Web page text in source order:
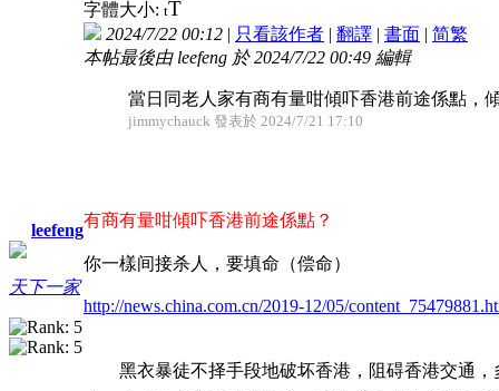
leefeng
天下一家
字體大小: tT
2024/7/22 00:12 | 只看該作者 | 翻譯 | 書面 | 简繁
本帖最後由 leefeng 於 2024/7/22 00:49 編輯
當日同老人家有商有量咁傾吓香港前途係點，
jimmychauck 發表於 2024/7/21 17:10
有商有量咁傾吓香港前途係點？
你一樣间接杀人，要填命（偿命）
http://news.china.com.cn/2019-12/05/
黑衣暴徒不择手段地破坏香港，阻碍香港交通